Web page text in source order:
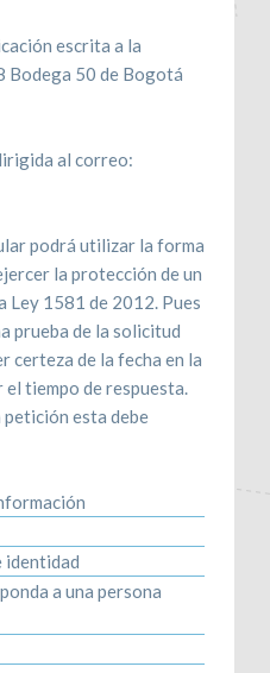
escrita a la
Bodega 50 de Bogotá
al correo:
podrá utilizar la forma
la protección de un
Ley 1581 de 2012. Pues
prueba de la solicitud
certeza de la fecha en la
el tiempo de respuesta.
esta debe
identidad
a una persona